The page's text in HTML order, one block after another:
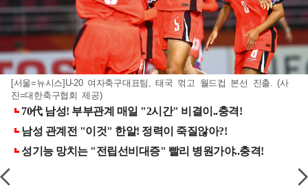
[서울=뉴시스]U-20 여자축구대표팀, 태국 꺾고 월드컵 본선 진출. (사
진=대한축구협회 제공)